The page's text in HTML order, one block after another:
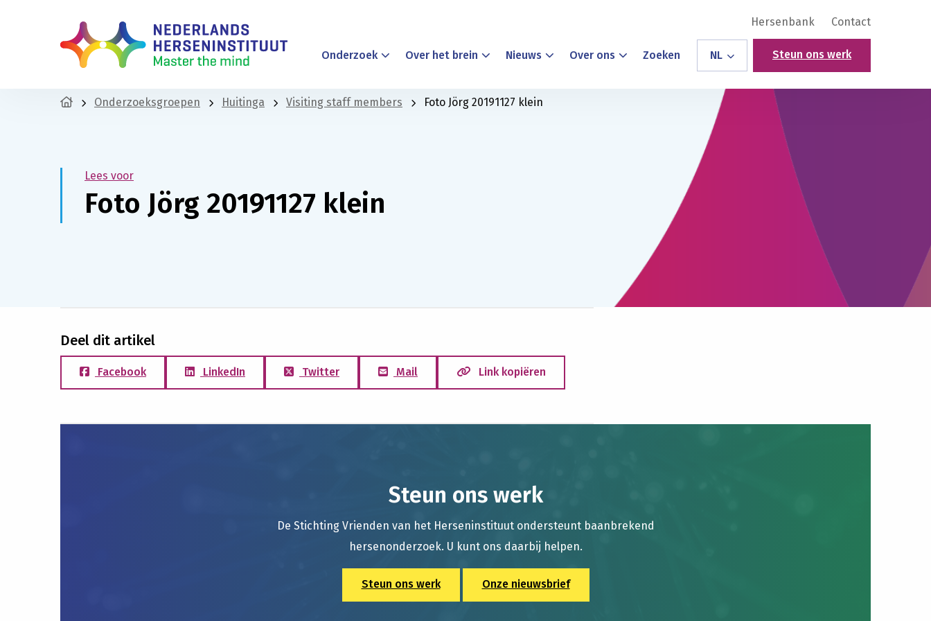
Hersenbank Contact
Onderzoek Over het brein Nieuws Over ons Zoeken NL Steun ons werk
Onderzoeksgroepen Huitinga Visiting staff members Foto Jörg 20191127 klein
Lees voor
Foto Jörg 20191127 klein
Deel dit artikel
Facebook LinkedIn Twitter Mail Link kopiëren
Steun ons werk
De Stichting Vrienden van het Herseninstituut ondersteunt baanbrekend
hersenonderzoek. U kunt ons daarbij helpen.
Steun ons werk Onze nieuwsbrief